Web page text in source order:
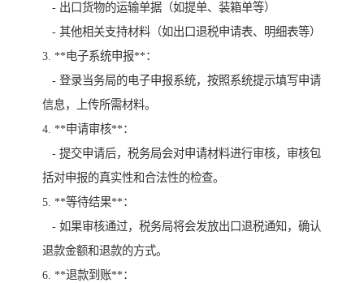
- 出口货物的运输单据（如提单、装箱单等）
- 其他相关支持材料（如出口退税申请表、明细表等）
3. **电子系统申报**：
- 登录当务局的电子申报系统，按照系统提示填写申请
信息，上传所需材料。
4. **申请审核**：
- 提交申请后，税务局会对申请材料进行审核，审核包
括对申报的真实性和合法性的检查。
5. **等待结果**：
- 如果审核通过，税务局将会发放出口退税通知，确认
退款金额和退款的方式。
6. **退款到账**：